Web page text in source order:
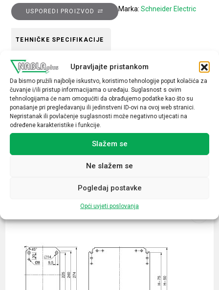
Upravljajte pristankom
Da bismo pružili najbolje iskustvo, koristimo tehnologije poput kolačića za
čuvanje i/ili pristup informacijama o uređaju. Suglasnost s ovim
tehnologijama će nam omogućiti da obrađujemo podatke kao što su
ponašanje pri pregledavanju ili jedinstveni ID-ovi na ovoj web stranici.
Nepristanak ili povlačenje suglasnosti može negativno utjecati na
određene karakteristike i funkcije.
Slažem se
Ne slažem se
Pogledaj postavke
Opći uvjeti poslovanja
USPOREDI PROIZVOD Marka: Schneider Electric
TEHNIČKE SPECIFIKACIJE
Boja
Ostalo
Tip opreme
glava tipkala